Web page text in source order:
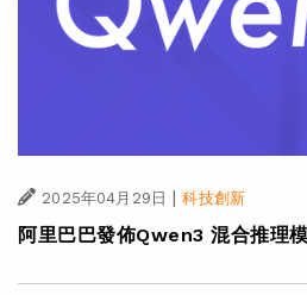
2025年04月29日 | 科技創新
阿里巴巴發佈Qwen3 混合推理